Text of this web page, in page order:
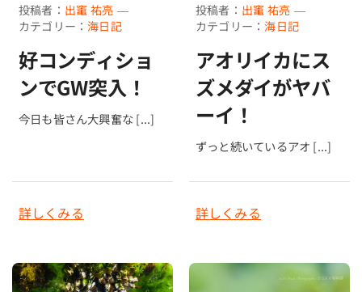
投稿者： 出竃 祐亮 —
カテゴリー：海日記
好コンディショ
ンでGW突入！
今日も皆さん大興奮な [...]
詳しくみる
投稿者： 出竃 祐亮 —
カテゴリー：海日記
アオリイカにス
ズメダイがヤバ
ーイ！
ずっと続いているアオ [...]
詳しくみる